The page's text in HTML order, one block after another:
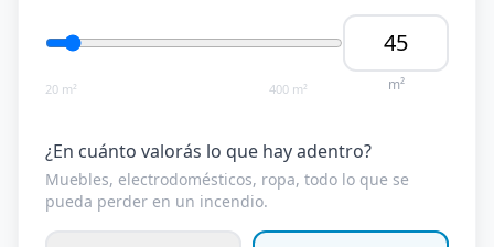
m²
20 m² 400 m²
¿En cuánto valorás lo que hay adentro?
Muebles, electrodomésticos, ropa, todo lo que se
pueda perder en un incendio.